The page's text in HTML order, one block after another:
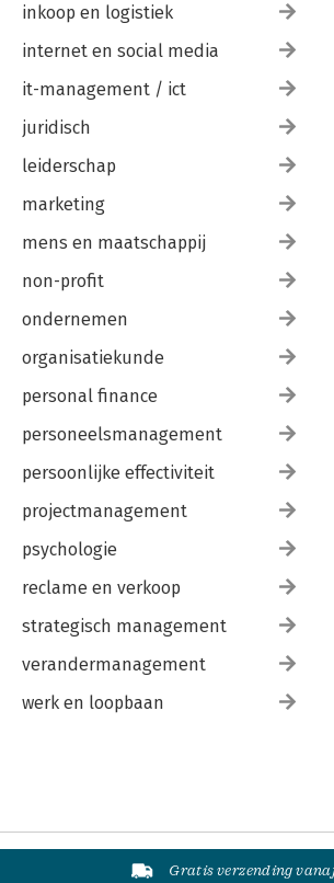
inkoop en logistiek
internet en social media
it-management / ict
juridisch
leiderschap
marketing
mens en maatschappij
non-profit
ondernemen
organisatiekunde
personal finance
personeelsmanagement
persoonlijke effectiviteit
projectmanagement
psychologie
reclame en verkoop
strategisch management
verandermanagement
werk en loopbaan
Gratis verzending